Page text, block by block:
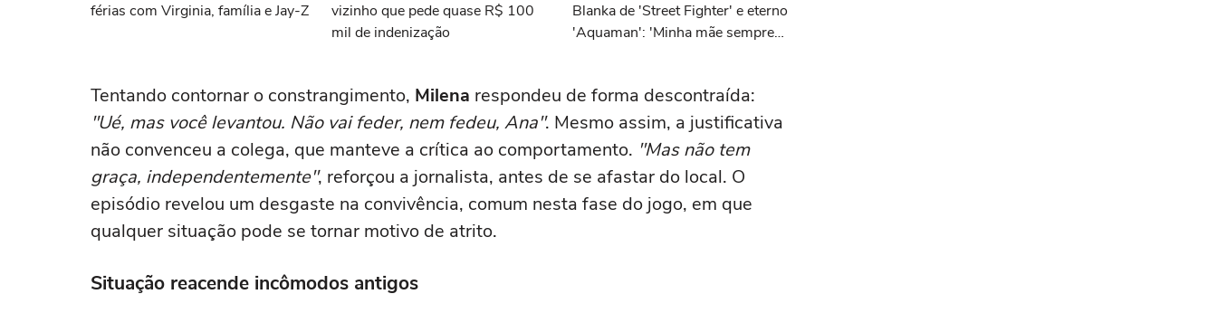
férias com Virginia, família e Jay-Z
vizinho que pede quase R$ 100
mil de indenização
Blanka de 'Street Fighter' e eterno
'Aquaman': 'Minha mãe sempre
melhores'
Tentando contornar o constrangimento, Milena respondeu de forma descontraída:
"Ué, mas você levantou. Não vai feder, nem fedeu, Ana". Mesmo assim, a justificativa
não convenceu a colega, que manteve a crítica ao comportamento. "Mas não tem
graça, independentemente", reforçou a jornalista, antes de se afastar do local. O
episódio revelou um desgaste na convivência, comum nesta fase do jogo, em que
qualquer situação pode se tornar motivo de atrito.
Situação reacende incômodos antigos